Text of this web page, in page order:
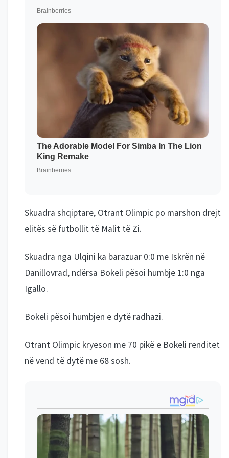
Skuadra shqiptare, Otrant Olimpic po marshon drejt
elitës së futbollit të Malit të Zi.
Skuadra nga Ulqini ka barazuar 0:0 me Iskrën në
Danillovrad, ndërsa Bokeli pësoi humbje 1:0 nga
Igallo.
Bokeli pësoi humbjen e dytë radhazi.
Otrant Olimpic kryeson me 70 pikë e Bokeli renditet
në vend të dytë me 68 sosh.